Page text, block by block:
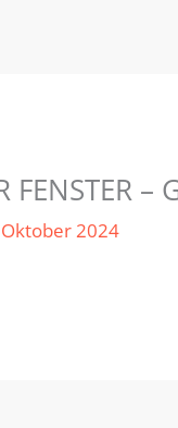
FENSTER
2024